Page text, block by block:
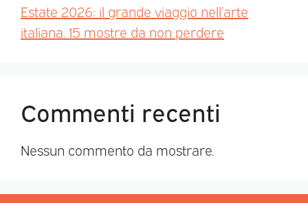
Estate 2026: il grande viaggio nell’arte
italiana. 15 mostre da non perdere
Commenti recenti
Nessun commento da mostrare.